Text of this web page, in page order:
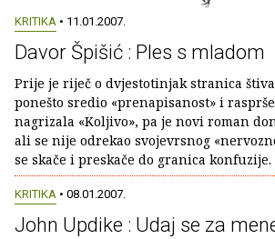
KRITIKA • 11.01.2007.
Davor Špišić : Ples s mladom
Prije je riječ o dvjestotinjak stranica
ponešto sredio «prenapisanost» i
nagrizala «Koljivo», pa je novi roman
ali se nije odrekao svojevrsnog
se skače i preskače do granica konfuzije.
KRITIKA • 08.01.2007.
John Updike : Udaj se za